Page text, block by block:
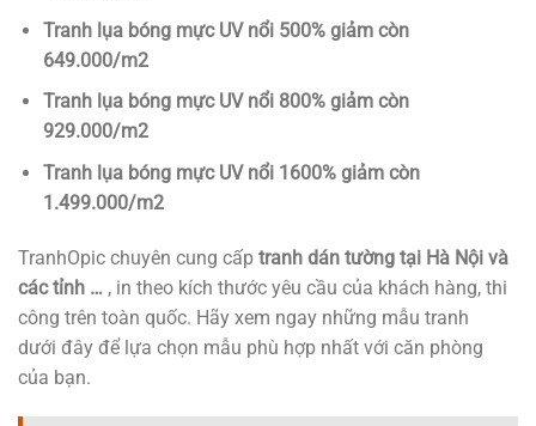
Tranh lụa bóng mực UV nổi 500% giảm còn
649.000/m2
Tranh lụa bóng mực UV nổi 800% giảm còn
929.000/m2
Tranh lụa bóng mực UV nổi 1600% giảm còn
1.499.000/m2
TranhOpic chuyên cung cấp tranh dán tường tại Hà Nội và
các tỉnh … , in theo kích thước yêu cầu của khách hàng, thi
công trên toàn quốc. Hãy xem ngay những mẫu tranh
dưới đây để lựa chọn mẫu phù hợp nhất với căn phòng
của bạn.